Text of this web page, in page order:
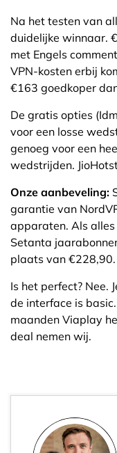
Na het testen van
duidelijke winnaar.
met Engels
VPN-kosten erbij
€163 goedkoper
De gratis opties
voor een losse
genoeg voor een
wedstrijden.
Onze aanbeveling:
garantie van
apparaten. Als
Setanta
plaats van €228,90.
Is het perfect? Nee.
de interface is
maanden Viaplay
deal nemen wij.